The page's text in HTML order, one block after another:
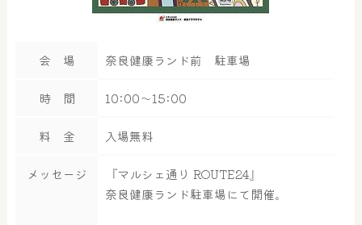
会 場 奈良健康ランド前 駐車場
時 間 10:00～15:00
料 金 入場無料
メッセージ
『マルシェ通り ROUTE24』
奈良健康ランド駐車場にて開催。